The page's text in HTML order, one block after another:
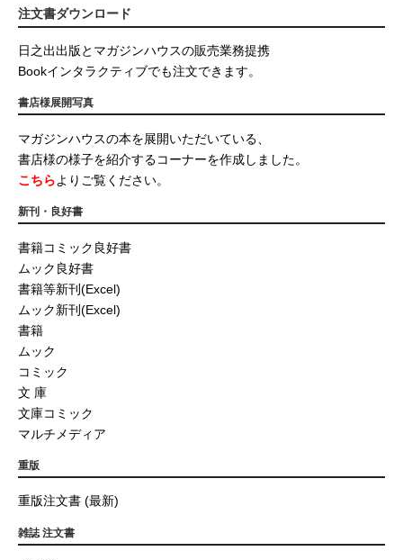
注文書ダウンロード
日之出出版とマガジンハウスの販売業務提携
Bookインタラクティブでも注文できます。
書店様展開写真
マガジンハウスの本を展開いただいている、
書店様の様子を紹介するコーナーを作成しました。
こちらよりご覧ください。
新刊・良好書
書籍コミック良好書
ムック良好書
書籍等新刊(Excel)
ムック新刊(Excel)
書籍
ムック
コミック
文 庫
文庫コミック
マルチメディア
重版
重版注文書 (最新)
雑誌 注文書